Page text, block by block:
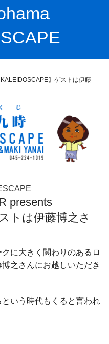
】ゲストは伊藤
presents
トは伊藤博之さ
に大きく関わりのあるロ
之さんにお越しいただき
いう時代もくると言われ